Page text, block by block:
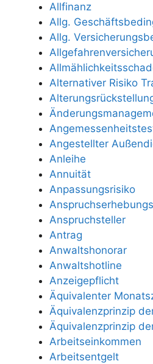
Allfinanz
Allg.
Allg.
Alternativer Risiko
Angestellter
Anleihe
Annuität
Anpassungsrisiko
Anspruchsteller
Antrag
Anwaltshonorar
Anwaltshotline
Anzeigepflicht
Äquivalenter
Äquivalenzprinzip
Äquivalenzprinzip
Arbeitseinkommen
Arbeitsentgelt